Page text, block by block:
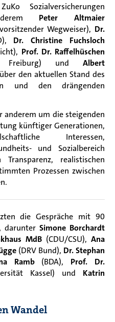
Sozialversicherungen
Peter Altmaier
Wegweiser), Dr.
Dr. Christine Fuchsloch
Prof. Dr. Raffelhüschen
Freiburg) und Albert
den aktuellen Stand des
und den drängenden
um die steigenden
künftiger Generationen,
Interessen,
und Sozialbereich
realistischen
Prozessen zwischen
die Gespräche mit 90
darunter Simone Borchardt
MdB(CDU/CSU),Ana
(DRV Bund), Dr. Stephan
Ramb(BDA), Prof. Dr.
Kassel) und Katrin
Wandel